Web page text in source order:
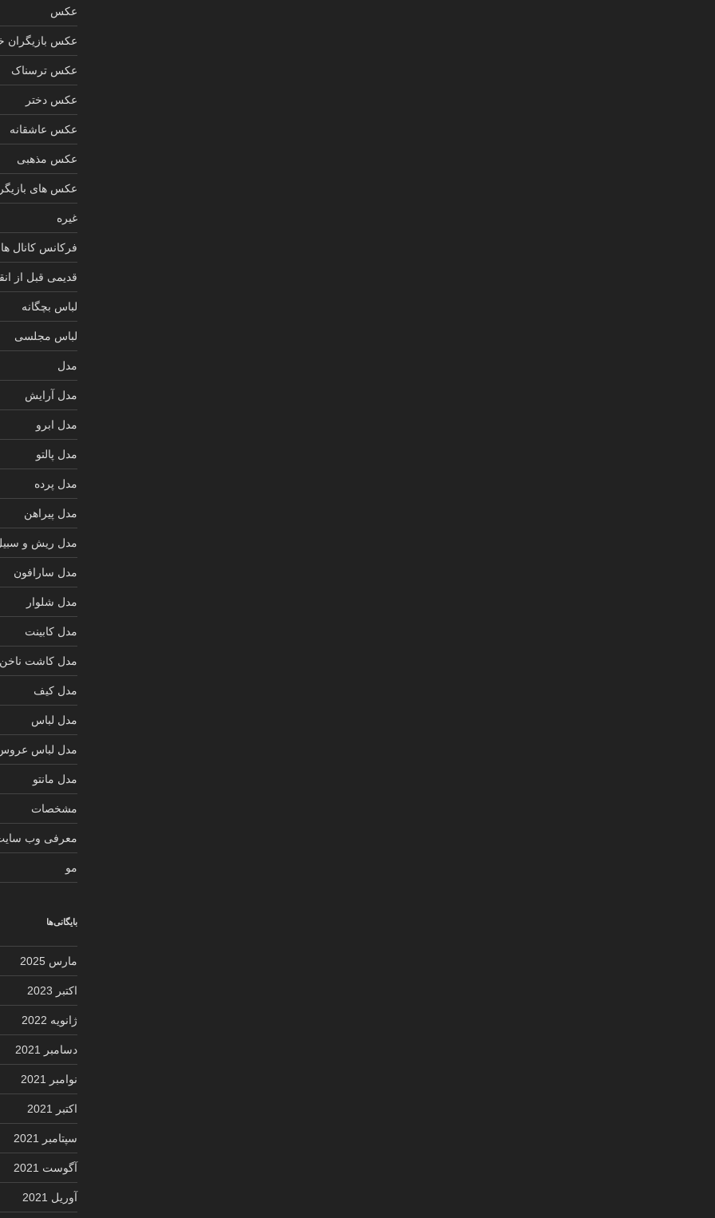
عکس
عکس بازیگران
عکس ترسناک
عکس دختر
عکس عاشقانه
عکس مذهبی
عکس های
غیره
فرکانس کانال
قدیمی قبل از
لباس بچگانه
لباس مجلسی
مدل
مدل آرایش
مدل ابرو
مدل پالتو
مدل پرده
مدل پیراهن
مدل ریش و
مدل سارافون
مدل شلوار
مدل کابینت
مدل کاشت ناخن
مدل کیف
مدل لباس
مدل لباس
مدل مانتو
مشخصات
معرفی وب
مو
بایگانی‌ها
مارس 2025
اکتبر 2023
ژانویه 2022
دسامبر 2021
نوامبر 2021
اکتبر 2021
سپتامبر 2021
آگوست 2021
آوریل 2021